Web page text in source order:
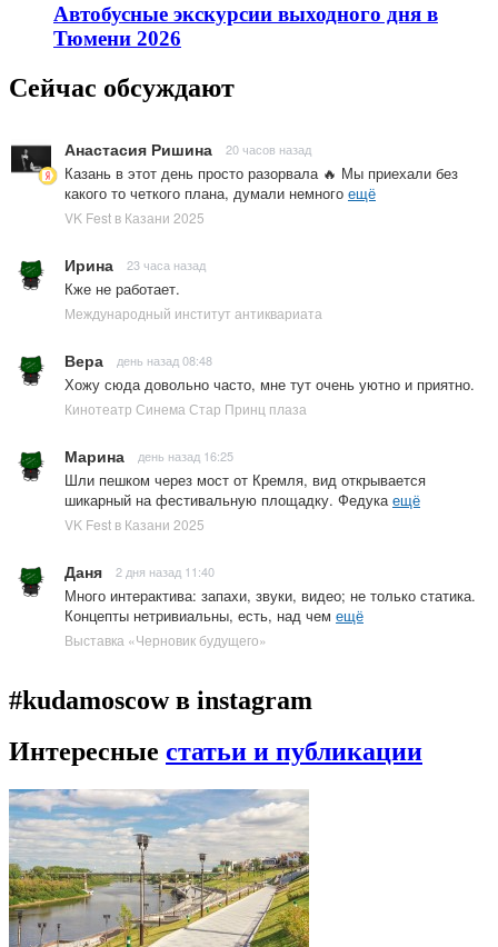
Автобусные экскурсии выходного дня в
Тюмени 2026
Сейчас обсуждают
Анастасия Ришина 20 часов назад
Казань в этот день просто разорвала 🔥 Мы приехали без
какого то четкого плана, думали немного ещё
VK Fest в Казани 2025
Ирина 23 часа назад
Кже не работает.
Международный институт антиквариата
Вера день назад 08:48
Хожу сюда довольно часто, мне тут очень уютно и приятно.
Кинотеатр Синема Стар Принц плаза
Марина день назад 16:25
Шли пешком через мост от Кремля, вид открывается
шикарный на фестивальную площадку. Федука ещё
VK Fest в Казани 2025
Даня 2 дня назад 11:40
Много интерактива: запахи, звуки, видео; не только статика.
Концепты нетривиальны, есть, над чем ещё
Выставка «Черновик будущего»
#kudamoscow в instagram
Интересные статьи и публикации